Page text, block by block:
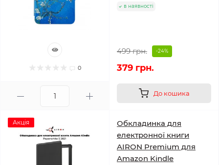
0
в наявності
499 грн. -24%
379 грн.
До кошика
Акція
Обкладинка для
електронної книги
AIRON Premium для
Amazon Kindle